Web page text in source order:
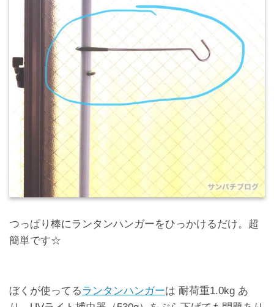
つっぱり棒にランタンハンガーをひっかけるだけ。超
簡単です☆
ぼくが使ってるランタンハンガーは 耐荷重1.0kg あ